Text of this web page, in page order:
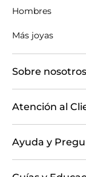
Hombres
Más joyas
Sobre nosotros
Atención al
Ayuda y